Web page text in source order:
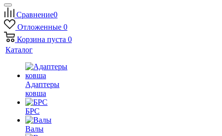
Сравнение0
Отложенные 0
Корзина пуста 0
Каталог
Адаптеры
ковша
БРС
Валы